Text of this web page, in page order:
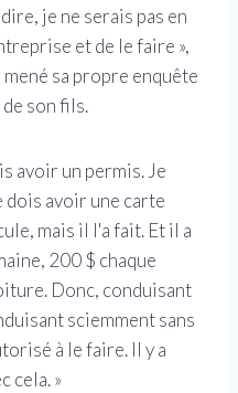
je ne serais pas en
et de le faire »,
sa propre enquête
son fils.
avoir un permis. Je
dois avoir une carte
mais il l'a fait. Et il a
200 $ chaque
Donc, conduisant
sciemment sans
à le faire. Il y a
cela. »